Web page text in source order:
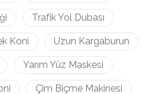
Trafik Yol Dubası
Koni Uzun Kargaburun
Yarım Yüz Maskesi
Çim Biçme Makinesi